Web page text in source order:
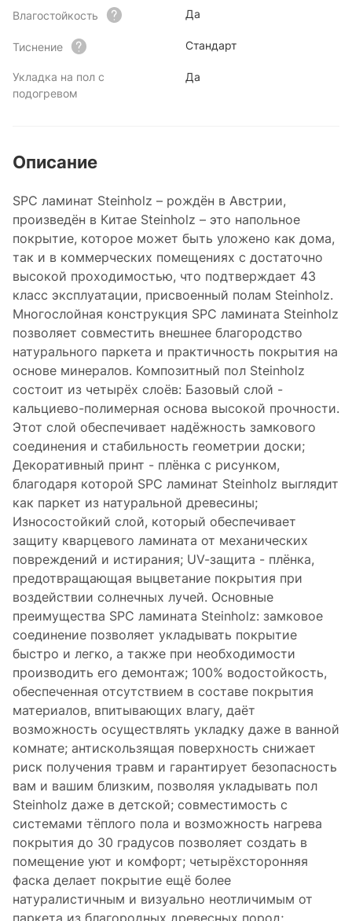
Влагостойкость Да
Тиснение Стандарт
Укладка на пол с
подогревом
Да
Описание
SPC ламинат Steinholz – рождён в Австрии,
произведён в Китае Steinholz – это напольное
покрытие, которое может быть уложено как дома,
так и в коммерческих помещениях с достаточно
высокой проходимостью, что подтверждает 43
класс эксплуатации, присвоенный полам Steinholz.
Многослойная конструкция SPC ламината Steinholz
позволяет совместить внешнее благородство
натурального паркета и практичность покрытия на
основе минералов. Композитный пол Steinholz
состоит из четырёх слоёв: Базовый слой -
кальциево-полимерная основа высокой прочности.
Этот слой обеспечивает надёжность замкового
соединения и стабильность геометрии доски;
Декоративный принт - плёнка с рисунком,
благодаря которой SPC ламинат Steinholz выглядит
как паркет из натуральной древесины;
Износостойкий слой, который обеспечивает
защиту кварцевого ламината от механических
повреждений и истирания; UV-защита - плёнка,
предотвращающая выцветание покрытия при
воздействии солнечных лучей. Основные
преимущества SPC ламината Steinholz: замковое
соединение позволяет укладывать покрытие
быстро и легко, а также при необходимости
производить его демонтаж; 100% водостойкость,
обеспеченная отсутствием в составе покрытия
материалов, впитывающих влагу, даёт
возможность осуществлять укладку даже в ванной
комнате; антискользящая поверхность снижает
риск получения травм и гарантирует безопасность
вам и вашим близким, позволяя укладывать пол
Steinholz даже в детской; совместимость с
системами тёплого пола и возможность нагрева
покрытия до 30 градусов позволяет создать в
помещение уют и комфорт; четырёхсторонняя
фаска делает покрытие ещё более
натуралистичным и визуально неотличимым от
паркета из благородных древесных пород;